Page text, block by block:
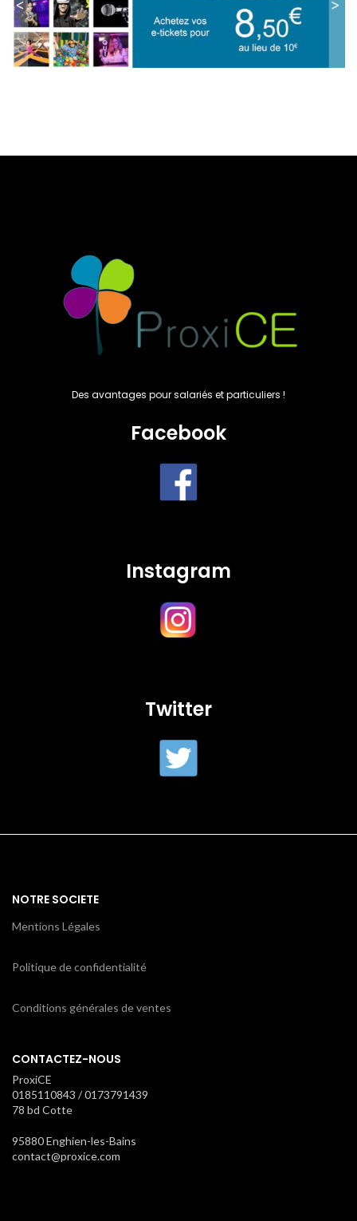
Des avantages pour salariés et particuliers !
Facebook
Instagram
Twitter
NOTRE SOCIETE
Mentions Légales
Politique de confidentialité
Conditions générales de ventes
CONTACTEZ-NOUS
ProxiCE
0185110843 / 0173791439
78 bd Cotte
95880 Enghien-les-Bains
contact@proxice.com